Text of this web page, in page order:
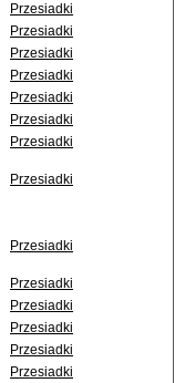
Przesiadki
Przesiadki
Przesiadki
Przesiadki
Przesiadki
Przesiadki
Przesiadki
Przesiadki
Przesiadki
Przesiadki
Przesiadki
Przesiadki
Przesiadki
Przesiadki